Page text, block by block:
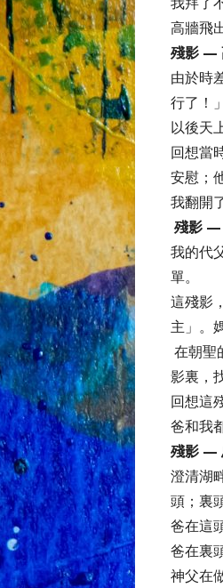
高牆飛
殘影 —
由於時
行了！
以後天
回想當
安慰；
我翻開
殘影
我的代
單。
這殘影
主」。
在朝聖
影裏，
回想這
爸和我
殘影 —
澄清湖
頭；裏
爸在這
爸在裏
神父在